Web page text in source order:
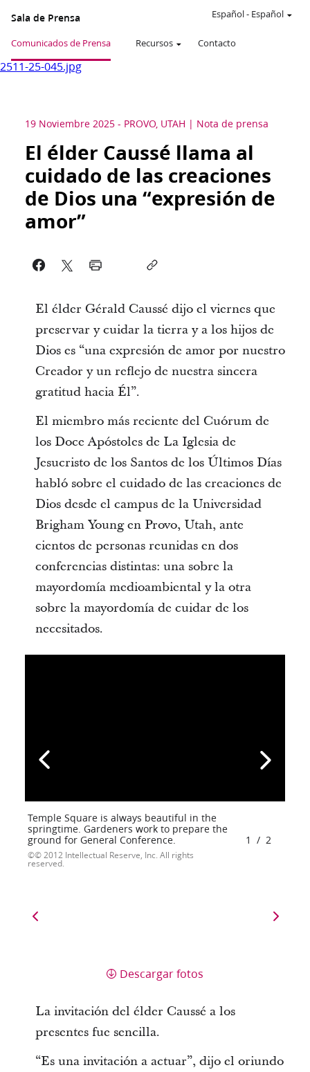
Sala de Prensa
Comunicados de Prensa Recursos Contacto
Español- Español
2511-25-045.jpg
19 Noviembre 2025 - PROVO, UTAH Nota de prensa
El élder Caussé llama al
cuidado de las creaciones
de Dios una “expresión de
amor”
El élder Gérald Caussé dijo el viernes que
preservar y cuidar la tierra y a los hijos de
Dios es “una expresión de amor por nuestro
Creador y un reflejo de nuestra sincera
gratitud hacia Él”.
El miembro más reciente del Cuórum de
los Doce Apóstoles de La Iglesia de
Jesucristo de los Santos de los Últimos Días
habló sobre el cuidado de las creaciones de
Dios desde el campus de la Universidad
Brigham Young en Provo, Utah, ante
cientos de personas reunidas en dos
conferencias distintas: una sobre la
mayordomía medioambiental y la otra
sobre la mayordomía de cuidar de los
necesitados.
Temple Square is always beautiful in the
springtime. Gardeners work to prepare the
ground for General Conference.
© 2012 Intellectual Reserve, Inc. All rights
reserved.
1 / 2
Descargar fotos
La invitación del élder Caussé a los
presentes fue sencilla.
“Es una invitación a actuar”, dijo el oriundo